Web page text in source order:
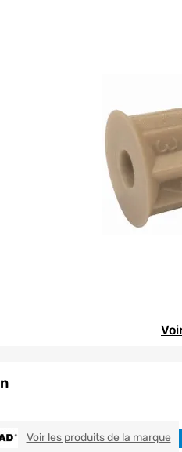
Voir les produits de la marque